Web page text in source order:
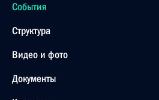
События
Структура
Видео и фото
Документы